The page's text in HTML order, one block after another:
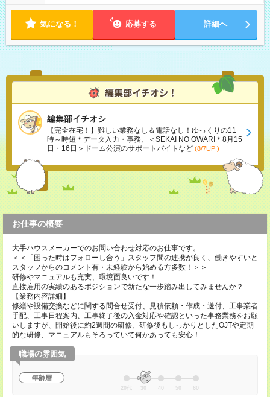
気になる！ 応募する 詳細へ
編集部イチオシ
【完全在宅！】難しい業務なし＆電話なし！ゆっくりの11
時～時短＊データ入力・事務、＜SEKAI NO OWARI＊8月15
日・16日＞ドーム公演のサポートバイトなど (8/7UP!)
お仕事の概要
大手ハウスメーカーでのお問い合わせ対応のお仕事です。
＜＜「困った時はフォローし合う」スタッフ間の連携が良く、働きやすいと
スタッフからのコメント有・未経験から始める方多数！＞＞
研修やマニュアルも充実、環境面良いです！
直接雇用の実績のあるポジションで新たな一歩踏み出してみませんか？
【業務内容詳細】
修繕や設備交換などに関する問合せ受付、見積依頼・作成・送付、工事業者
手配、工事日程案内、工事終了後の入金対応や確認といった事務業務をお願
いしますが、開始後に約2週間の研修、研修後もしっかりとしたOJTや定期
的な研修、マニュアルもそろっていて何かあっても安心！
職場の雰囲気
年齢層
20代 30 40 50 60